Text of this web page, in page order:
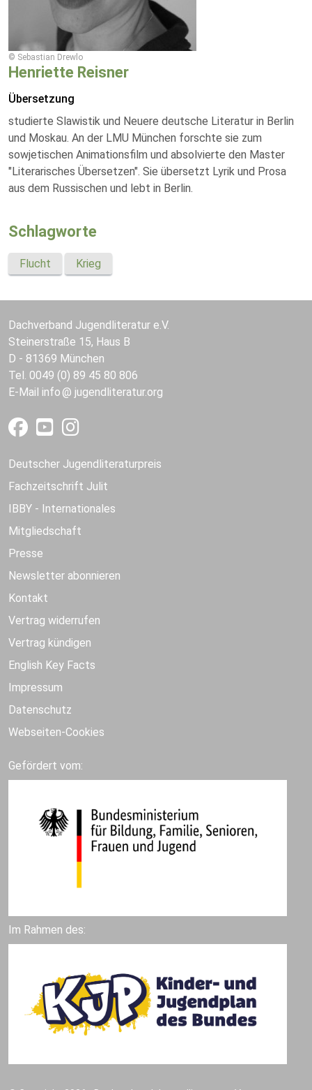
© Sebastian Drewlo
Henriette Reisner
Übersetzung
studierte Slawistik und Neuere deutsche Literatur in Berlin
und Moskau. An der LMU München forschte sie zum
sowjetischen Animationsfilm und absolvierte den Master
"Literarisches Übersetzen". Sie übersetzt Lyrik und Prosa
aus dem Russischen und lebt in Berlin.
Schlagworte
Flucht Krieg
Dachverband Jugendliteratur e.V.
Steinerstraße 15, Haus B
D - 81369 München
Tel. 0049 (0) 89 45 80 806
E-Mail info jugendliteratur.org
Deutscher Jugendliteraturpreis
Fachzeitschrift Julit
IBBY - Internationales
Mitgliedschaft
Presse
Newsletter abonnieren
Kontakt
Vertrag widerrufen
Vertrag kündigen
English Key Facts
Impressum
Datenschutz
Webseiten-Cookies
Gefördert vom:
Im Rahmen des: